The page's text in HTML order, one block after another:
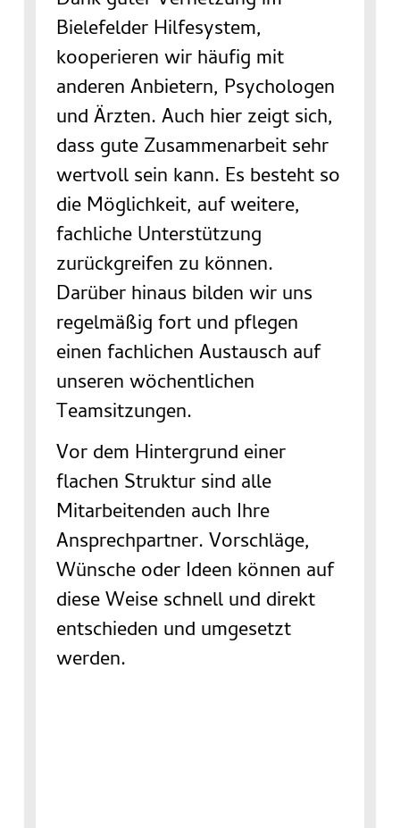
Bielefelder Hilfesystem,
kooperieren wir häufig mit
anderen Anbietern, Psychologen
und Ärzten. Auch hier zeigt sich,
dass gute Zusammenarbeit sehr
wertvoll sein kann. Es besteht so
die Möglichkeit, auf weitere,
fachliche Unterstützung
zurückgreifen zu können.
Darüber hinaus bilden wir uns
regelmäßig fort und pflegen
einen fachlichen Austausch auf
unseren wöchentlichen
Teamsitzungen.
Vor dem Hintergrund einer
flachen Struktur sind alle
Mitarbeitenden auch Ihre
Ansprechpartner. Vorschläge,
Wünsche oder Ideen können auf
diese Weise schnell und direkt
entschieden und umgesetzt
werden.